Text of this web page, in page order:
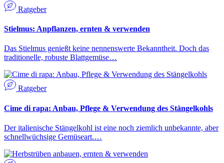
Ratgeber
Stielmus: Anpflanzen, ernten & verwenden
Das Stielmus genießt keine nennenswerte Bekanntheit. Doch das
traditionelle, robuste Blattgemüse…
Ratgeber
Cime di rapa: Anbau, Pflege & Verwendung des Stängelkohls
Der italienische Stängelkohl ist eine noch ziemlich unbekannte, aber
schnellwüchsige Gemüseart.…